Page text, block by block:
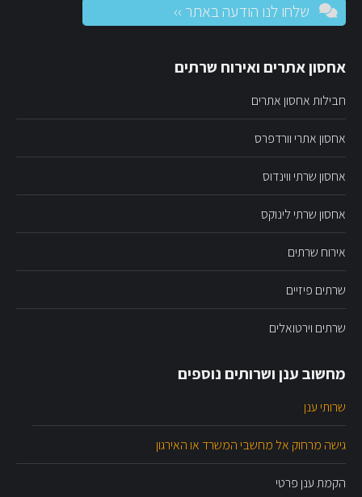
שלחו לנו הודעה באתר ››
אחסון אתרים ואירוח שרתים
חבילות אחסון אתרים
אחסון אתרי וורדפרס
אחסון שרתי ווינדוס
אחסון שרתי לינוקס
אירוח שרתים
שרתים פיזיים
שרתים וירטואלים
מחשוב ענן ושרותים נוספים
שרותי ענן
גישה מרחוק אל מחשבי המשרד או האירגון
הקמת ענן פרטי